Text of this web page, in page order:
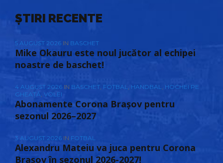
ȘTIRI RECENTE
5 AUGUST 2026 IN BASCHET
Mike Okauru este noul jucător al echipei
noastre de baschet!
4 AUGUST 2026 IN BASCHET, FOTBAL, HANDBAL, HOCHEI PE
GHEAȚĂ, VOLEI
Abonamente Corona Brașov pentru
sezonul 2026–2027
3 AUGUST 2026 IN FOTBAL
Alexandru Mateiu va juca pentru Corona
Brașov în sezonul 2026-2027!